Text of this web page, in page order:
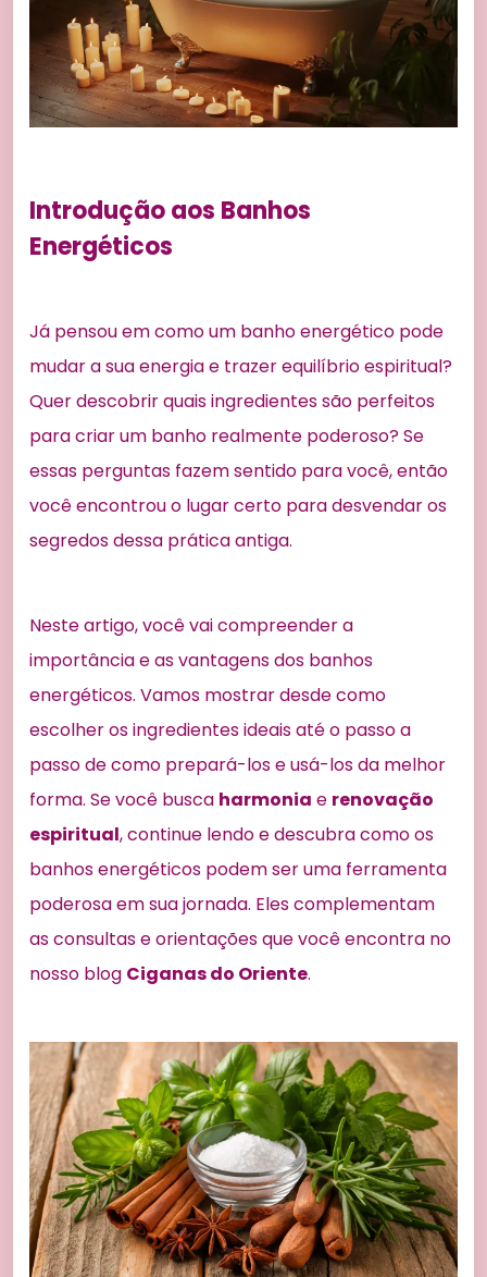
Introdução aos Banhos
Energéticos
Já pensou em como um banho energético pode
mudar a sua energia e trazer equilíbrio espiritual?
Quer descobrir quais ingredientes são perfeitos
para criar um banho realmente poderoso? Se
essas perguntas fazem sentido para você, então
você encontrou o lugar certo para desvendar os
segredos dessa prática antiga.
Neste artigo, você vai compreender a
importância e as vantagens dos banhos
energéticos. Vamos mostrar desde como
escolher os ingredientes ideais até o passo a
passo de como prepará-los e usá-los da melhor
forma. Se você busca harmonia e renovação
espiritual, continue lendo e descubra como os
banhos energéticos podem ser uma ferramenta
poderosa em sua jornada. Eles complementam
as consultas e orientações que você encontra no
nosso blog Ciganas do Oriente.